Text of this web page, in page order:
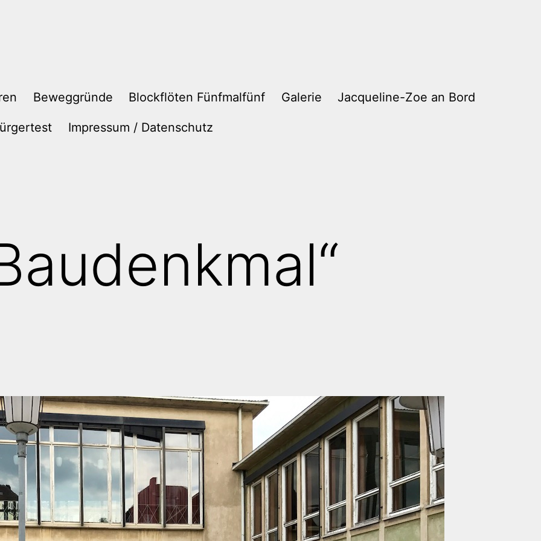
Beweggründe Blockflöten Fünfmalfünf Galerie Jacqueline-Zoe an Bord
Impressum / Datenschutz